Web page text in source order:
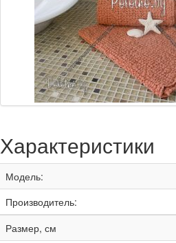
Характеристики
Модель:
Производитель:
Размер, см